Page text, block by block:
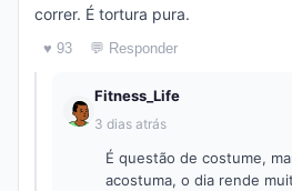
correr. É tortura pura.
♥ 93 💬 Responder
Fitness_Life
3 dias atrás
É questão de costume,
acostuma, o dia rende